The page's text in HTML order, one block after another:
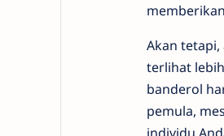
Akan
terlihat
banderol
pemula,